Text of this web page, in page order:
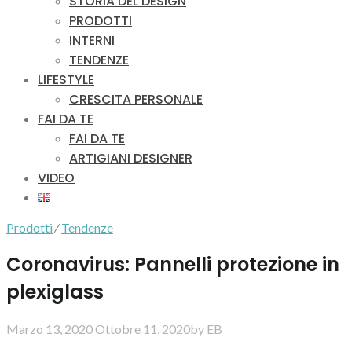
PRODOTTI
INTERNI
TENDENZE
LIFESTYLE
CRESCITA PERSONALE
FAI DA TE
FAI DA TE
ARTIGIANI DESIGNER
VIDEO
Prodotti⁄Tendenze
Coronavirus: Pannelli protezione in
plexiglass
Marzo 13, 2020Ottobre 11, 2020by EB